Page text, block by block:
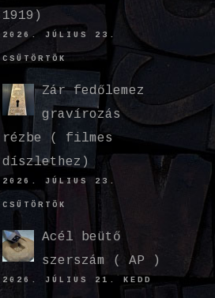
1919)
2026. JÚLIUS 23.
CSÜTÖRTÖK
Zár fedőlemez
gravírozás
rézbe ( filmes
díszlethez)
2026. JÚLIUS 23.
CSÜTÖRTÖK
Acél beütő
szerszám ( AP )
2026. JÚLIUS 21. KEDD